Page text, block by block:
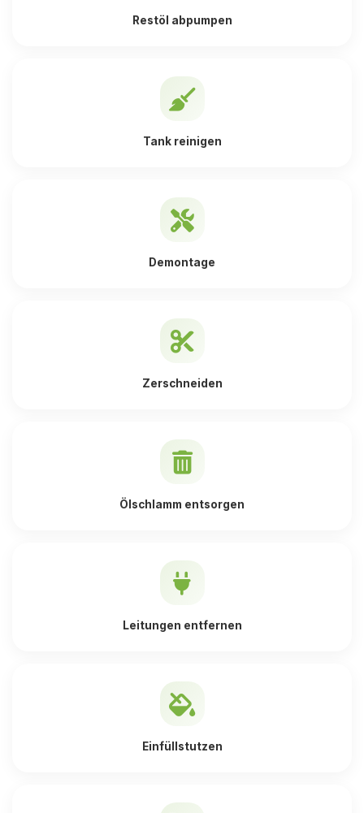
Restöl abpumpen
Tank reinigen
Demontage
Zerschneiden
Ölschlamm entsorgen
Leitungen entfernen
Einfüllstutzen